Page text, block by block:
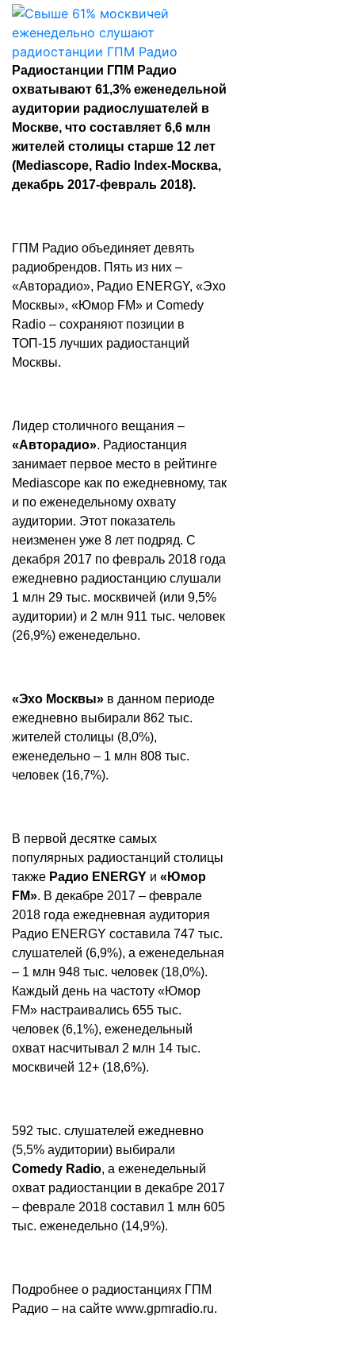
Радиостанции ГПМ Радио
охватывают 61,3% еженедельной
аудитории радиослушателей в
Москве, что составляет 6,6 млн
жителей столицы старше 12 лет
(Mediascope, Radio Index-Москва,
декабрь 2017-февраль 2018).
ГПМ Радио объединяет девять
радиобрендов. Пять из них –
«Авторадио», Радио ENERGY, «Эхо
Москвы», «Юмор FM» и Comedy
Radio – сохраняют позиции в
ТОП-15 лучших радиостанций
Москвы.
Лидер столичного вещания –
«Авторадио». Радиостанция
занимает первое место в рейтинге
Mediascope как по ежедневному, так
и по еженедельному охвату
аудитории. Этот показатель
неизменен уже 8 лет подряд. С
декабря 2017 по февраль 2018 года
ежедневно радиостанцию слушали
1 млн 29 тыс. москвичей (или 9,5%
аудитории) и 2 млн 911 тыс. человек
(26,9%) еженедельно.
«Эхо Москвы» в данном периоде
ежедневно выбирали 862 тыс.
жителей столицы (8,0%),
еженедельно – 1 млн 808 тыс.
человек (16,7%).
В первой десятке самых
популярных радиостанций столицы
также Радио ENERGY и «Юмор
FM». В декабре 2017 – феврале
2018 года ежедневная аудитория
Радио ENERGY составила 747 тыс.
слушателей (6,9%), а еженедельная
– 1 млн 948 тыс. человек (18,0%).
Каждый день на частоту «Юмор
FM» настраивались 655 тыс.
человек (6,1%), еженедельный
охват насчитывал 2 млн 14 тыс.
москвичей 12+ (18,6%).
592 тыс. слушателей ежедневно
(5,5% аудитории) выбирали
Comedy Radio, а еженедельный
охват радиостанции в декабре 2017
– феврале 2018 составил 1 млн 605
тыс. еженедельно (14,9%).
Подробнее о радиостанциях ГПМ
Радио – на сайте www.gpmradio.ru.